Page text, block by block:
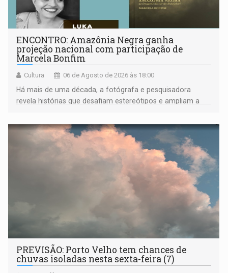
ENCONTRO: Amazônia Negra ganha
projeção nacional com participação de
Marcela Bonfim
Cultura 06 de Agosto de 2026 às 18:00
Há mais de uma década, a fotógrafa e pesquisadora
revela histórias que desafiam estereótipos e ampliam a
negras
PREVISÃO: Porto Velho tem chances de
chuvas isoladas nesta sexta-feira (7)